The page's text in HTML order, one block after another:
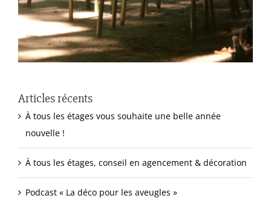
Articles récents
À tous les étages vous souhaite une belle année
nouvelle !
À tous les étages, conseil en agencement & décoration
Podcast « La déco pour les aveugles »